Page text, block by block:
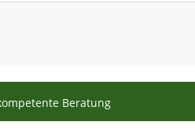
Beratung